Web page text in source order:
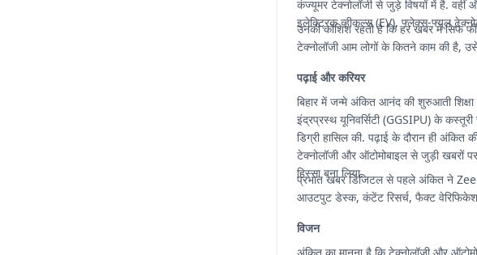
कंज्यूमर टेक्नोलॉजी से जुड़े विषयों में है. वहीं
इलेक्ट्रिक व्हीकल्स (EV), फ्लेक्स-फ्यूल
उनकी कोशिश रहती है कि हर खबर में सिर्फ
टेक्नोलॉजी आम लोगों के कितने काम की है,
पढ़ाई और करियर
बिहार में जन्मे अंकित आनंद की शुरुआती
इंद्रप्रस्थ यूनिवर्सिटी (GGSIPU) के
डिग्री हासिल की. पढ़ाई के दौरान ही अंकित
टेक्नोलॉजी और ऑटोमोबाइल से जुड़ी खबरों
हिस्सा बना लिया.
प्रभात खबर डिजिटल से पहले अंकित ने Zee
आउटपुट डेस्क, कंटेंट रिसर्च, फैक्ट
विजन